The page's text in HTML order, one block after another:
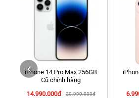
256 Võ Văn Ngân, Thủ Đức, Hồ Chí Minh
70 Nguyễn An Ninh, Dĩ An, Hồ Chí Minh
24h Vũng Tàu: 162A Ba Cu, Vũng Tàu,
Tàu cũ)
198 Hoàng Văn Thụ, Tân Sơn Nhất, Hồ
iPhone 14 Pro Max 256GB
Cũ chính hãng
14.990.000đ
20.990.000đ